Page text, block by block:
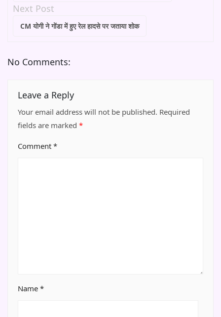
Next Post
CM योगी ने गोंडा में हुए रेल हादसे पर जताया शोक
No Comments:
Leave a Reply
Your email address will not be published. Required
fields are marked *
Comment *
Name *